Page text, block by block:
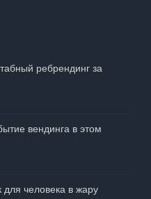
ребрендинг за
вендинга в этом
для человека в жару